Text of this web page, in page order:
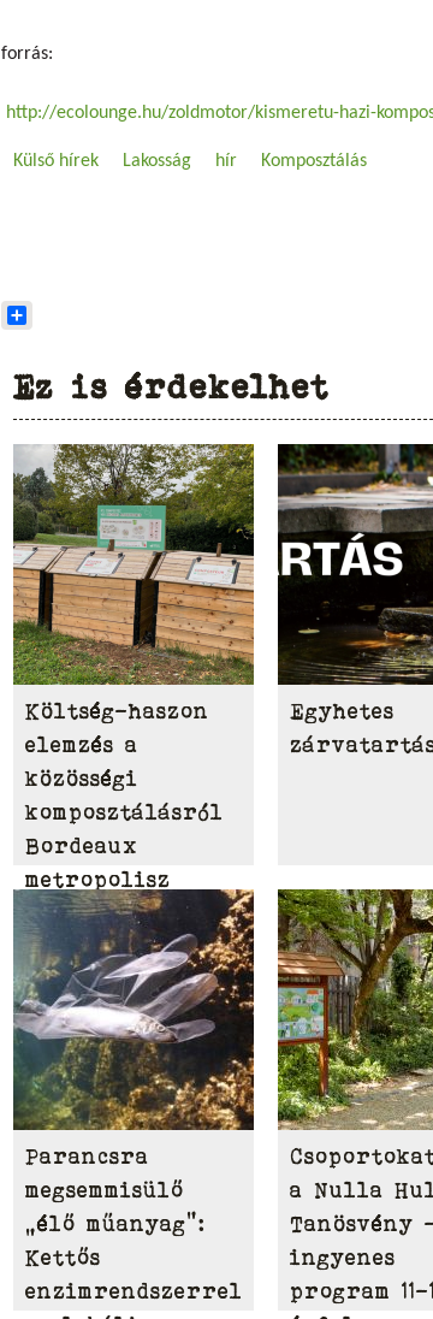
forrás:
http://ecolounge.hu/zoldmotor/kismeretu-hazi-
Külső hírek Lakosság hír Komposztálás
Ez is érdekelhet
Költség-haszon
elemzés a
közösségi
komposztálásról
Bordeaux
metropolisz
területén
Egyhetes
Parancsra
megsemmisülő
„élő műanyag”:
Kettős
enzimrendszerrel
a Nulla
Tanösvény
ingyenes
program 11-